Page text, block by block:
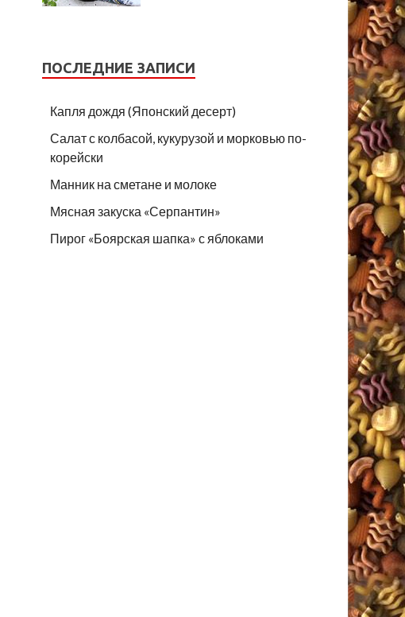
ПОСЛЕДНИЕ ЗАПИСИ
Капля дождя (Японский десерт)
Салат с колбасой, кукурузой и морковью по-
корейски
Манник на сметане и молоке
Мясная закуска «Серпантин»
Пирог «Боярская шапка» с яблоками